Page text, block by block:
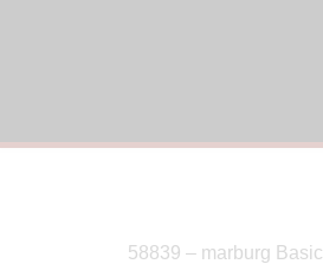
58839 – marburg Basic